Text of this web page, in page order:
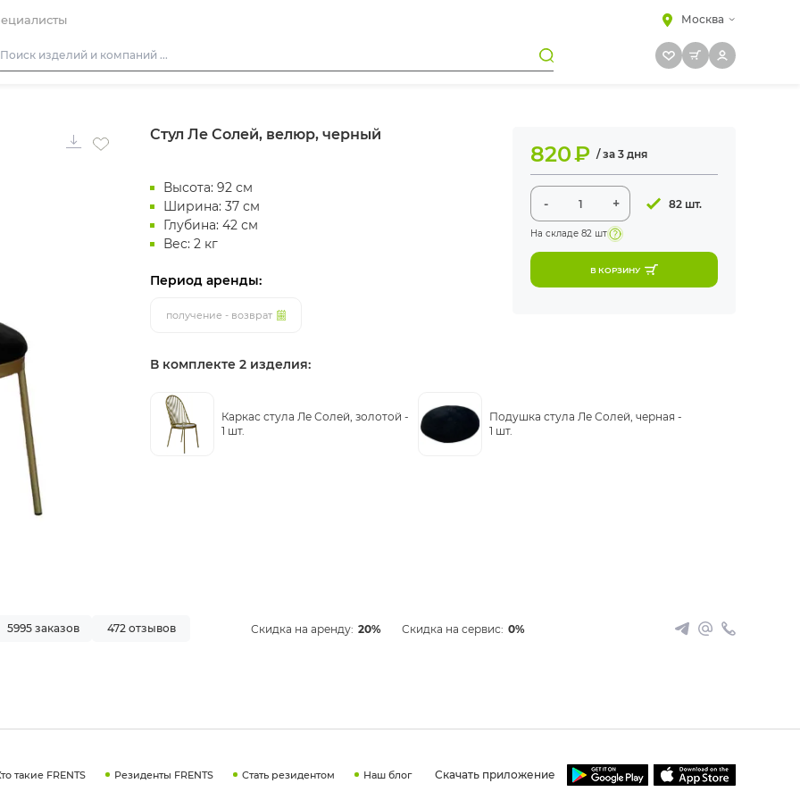
Москва
Барная мебель
Стул Ле Солей, велюр, черный
Высота: 92 см
Ширина: 37 см
Глубина: 42 см
Вес: 2 кг
Период аренды:
получение - возврат
820₽ / за 3 дня
- + 82 шт.
На складе 82 шт
В КОРЗИНУ
В комплекте 2 изделия:
Каркас стула Ле Солей, золотой -
1 шт.
Подушка стула Ле Солей, черная -
1 шт.
5995 заказов 472 отзывов Скидка на аренду: 20% Скидка на сервис: 0%
такие FRENTS Резиденты FRENTS Стать резидентом Наш блог Скачать приложение